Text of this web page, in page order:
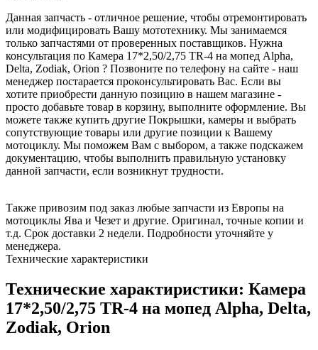
Данная запчасть - отличное решение, чтобы отремонтировать
или модифицировать Вашу мототехнику. Мы занимаемся
только запчастями от проверенных поставщиков. Нужна
консультация по Камера 17*2,50/2,75 TR-4 на мопед Alpha,
Delta, Zodiak, Orion ? Позвоните по телефону на сайте - наш
менеджер постарается проконсультировать Вас. Если вы
хотите приобрести данную позицию в нашем магазине -
просто добавьте товар в корзину, выполните оформление. Вы
можете также купить другие Покрышки, камеры и выбрать
сопутствующие товары или другие позиции к Вашему
мотоциклу. Мы поможем Вам с выбором, а также подскажем
документацию, чтобы выполнить правильную установку
данной запчасти, если возникнут трудности.
Также привозим под заказ любые запчасти из Европы на
мотоциклы Ява и Чезет и другие. Оригинал, точные копии и
т.д. Срок доставки 2 недели. Подробности уточняйте у
менеджера.
Технические характеристики
Технические характиристики: Камера
17*2,50/2,75 TR-4 на мопед Alpha, Delta,
Zodiak, Orion